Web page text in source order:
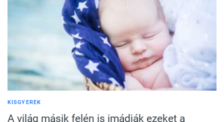
KISGYEREK
A világ másik felén is imádják ezeket a